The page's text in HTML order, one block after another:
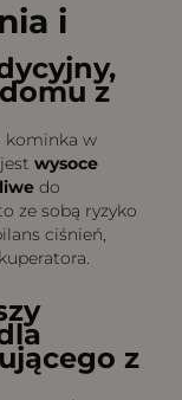
i
z
kominka w
wysoce
do
ze sobą ryzyko
ciśnień,
z